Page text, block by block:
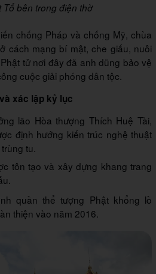
Tổ bên trong điện thờ
chống Pháp và chống Mỹ, chùa
cách mạng bí mật, che giấu, nuôi
tử nơi đây đã anh dũng bảo vệ
cuộc giải phóng dân tộc.
xác lập kỷ lục
lão Hòa thượng Thích Huệ Tài,
định hướng kiến trúc nghệ thuật
tu.
tôn tạo và xây dựng khang trang
quần thể tượng Phật khổng lồ
thiện vào năm 2016.